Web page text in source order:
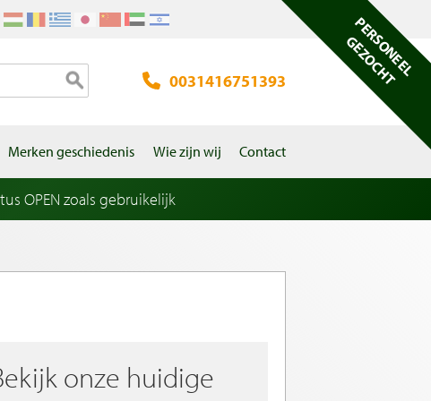
0031416751393
Merken geschiedenis Wie zijn wij Contact
OPEN zoals gebruikelijk
onze huidige
PERSONEEL
GEZOCHT